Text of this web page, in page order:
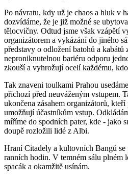
Po návratu, kdy už je chaos a hluk v
dozvídáme, že je již možné se
tělocvičny. Odtud jsme však vzápětí
organizátorem a vykázání do jiného
představy o odložení batohů a kabátů
neproniknutelnou bariéru odporu
zkouší a vyhrožují ocelí každému,
Tak znaveni toulkami Prahou
příchozí před neuváženým vstupem.
ukončena zásahem organizátorů,
umožňují účastníkům vstup.
míříme do spodních pater, kde - jako
doupě rozložili lidé z Albi.
Hraní Citadely a kultovních Bangů se
ranních hodin. V temném sálu plném
spacák a okamžitě usínám.